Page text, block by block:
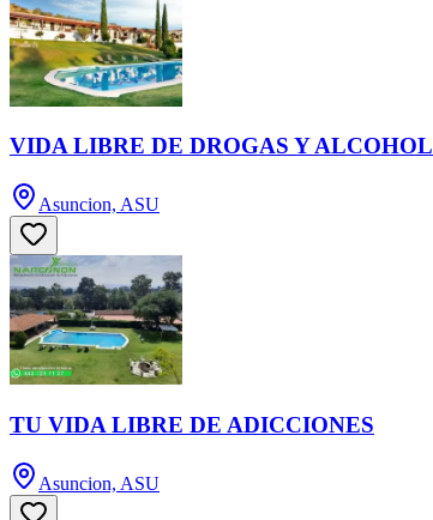
VIDA LIBRE DE DROGAS Y ALCOHOL
Asuncion, ASU
TU VIDA LIBRE DE ADICCIONES
Asuncion, ASU